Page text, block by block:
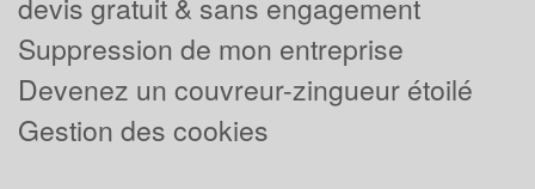
Suppression de mon entreprise
Devenez un couvreur-zingueur étoilé
Gestion des cookies